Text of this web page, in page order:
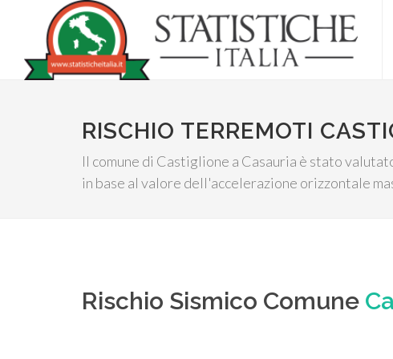
RISCHIO TERREMOTI
Il comune di Castiglione a Casauria è stato
in base al valore dell'accelerazione orizzontale
Rischio Sismico Comune